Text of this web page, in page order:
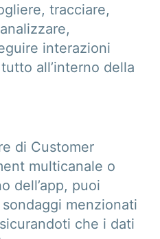
tracciare,
interazioni
all’interno della
di Customer
multicanale o
dell’app, puoi
menzionati
che i dati